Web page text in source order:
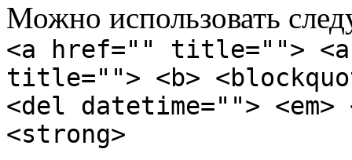
Можно использовать
<a href="" title="">
title=""> <b>
<del datetime="">
<strong>